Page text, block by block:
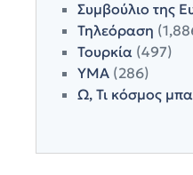
Συμβούλιο της
Τηλεόραση
Τουρκία(497)
ΥΜΑ(286)
Ω, Τι κόσμος